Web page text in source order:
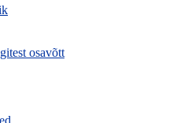
osavõtt